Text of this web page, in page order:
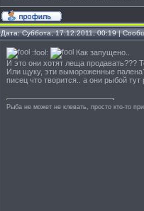
Дата: Суббота, 17.12.2011, 00:19 |
:fool:
Как запущено..
И это они хотят леща продавать???
Или щуку, эти вымороженные
писец что творится.. а они рыбой
Рыба не может не клевать, просто кто-то